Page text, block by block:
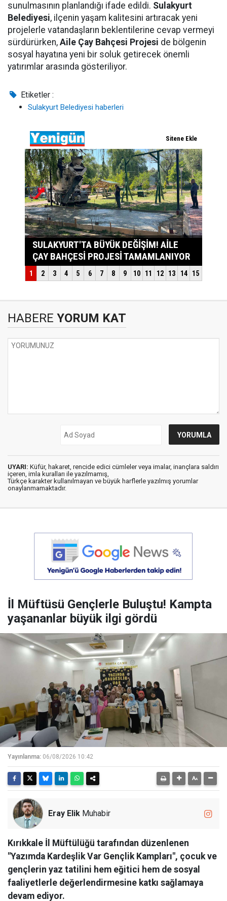
sunulmasının planlandığı ifade edildi. Sulakyurt
Belediyesi, ilçenin yaşam kalitesini artıracak yeni
projelerle vatandaşların beklentilerine cevap vermeyi
sürdürürken, Aile Çay Bahçesi Projesi de bölgenin
sosyal hayatına yeni bir soluk getirecek önemli
yatırımlar arasında gösteriliyor.
Etiketler :
Sulakyurt Belediyesi haberleri
HABERE YORUM KAT
UYARI: Küfür, hakaret, rencide edici cümleler veya imalar, inançlara saldırı
içeren, imla kuralları ile yazılmamış,
Türkçe karakter kullanılmayan ve büyük harflerle yazılmış yorumlar
onaylanmamaktadır.
İl Müftüsü Gençlerle Buluştu! Kampta
yaşananlar büyük ilgi gördü
Yayınlanma: 06/08/2026 10:42
Eray Elik Muhabir
Kırıkkale İl Müftülüğü tarafından düzenlenen
"Yazımda Kardeşlik Var Gençlik Kampları", çocuk ve
gençlerin yaz tatilini hem eğitici hem de sosyal
faaliyetlerle değerlendirmesine katkı sağlamaya
devam ediyor.